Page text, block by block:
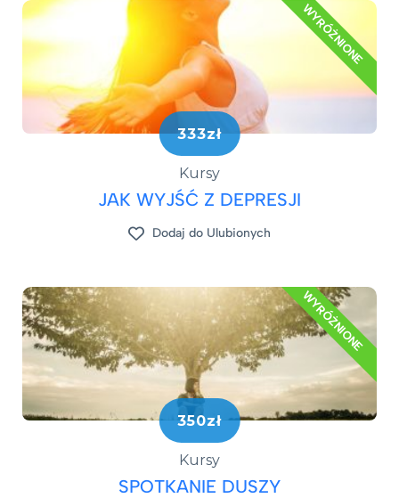
WYRÓŻNIONE
333zł
Kursy
JAK WYJŚĆ Z DEPRESJI​
Dodaj do Ulubionych
WYRÓŻNIONE
350zł
Kursy
SPOTKANIE DUSZY